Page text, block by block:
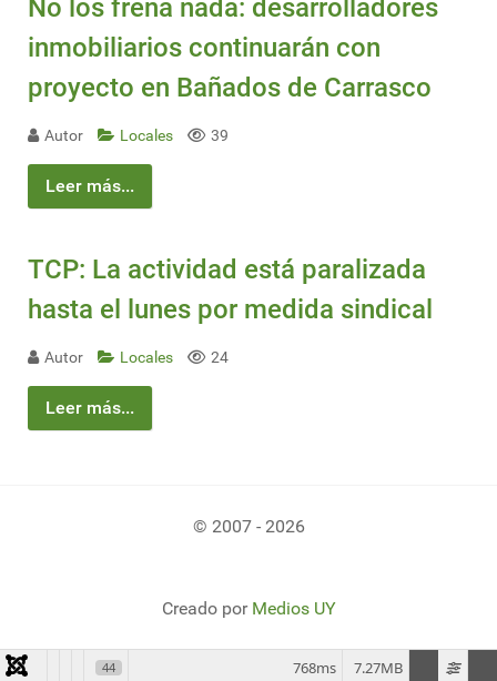
No los frena nada: desarrolladores
inmobiliarios continuarán con
proyecto en Bañados de Carrasco
Autor Locales 39
Leer más...
TCP: La actividad está paralizada
hasta el lunes por medida sindical
Autor Locales 24
Leer más...
© 2007 - 2026
Creado por Medios UY
44 7.27MB
768ms